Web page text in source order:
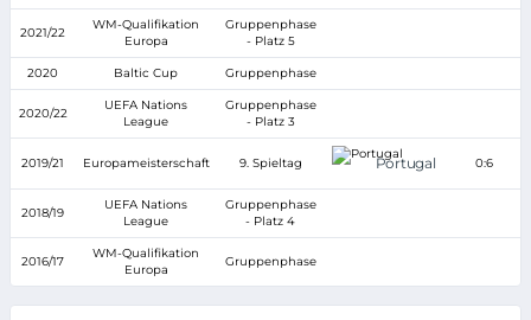
2021/22
WM-Qualifikation
Europa
Gruppenphase
- Platz 5
2020 Baltic Cup Gruppenphase
2020/22
UEFA Nations
League
Gruppenphase
- Platz 3
2019/21 Europameisterschaft 9. Spieltag Portugal 0:6
2018/19
UEFA Nations
League
Gruppenphase
- Platz 4
2016/17
WM-Qualifikation
Europa
Gruppenphase